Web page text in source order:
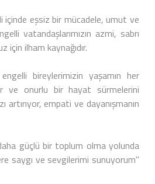
içinde eşsiz bir mücadele, umut ve
vatandaşlarımızın azmi, sabrı
için ilham kaynağıdır.
bireylerimizin yaşamın her
ve onurlu bir hayat sürmelerini
artırıyor, empati ve dayanışmanın
güçlü bir toplum olma yolunda
saygı ve sevgilerimi sunuyorum"